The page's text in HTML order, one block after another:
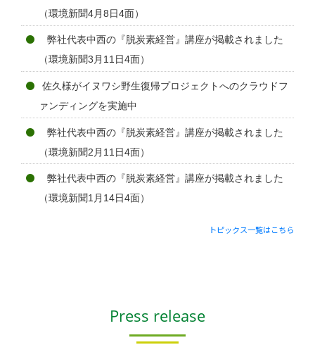
（環境新聞4月8日4面）
弊社代表中西の『脱炭素経営』講座が掲載されました
（環境新聞3月11日4面）
佐久様がイヌワシ野生復帰プロジェクトへのクラウドフ
ァンディングを実施中
弊社代表中西の『脱炭素経営』講座が掲載されました
（環境新聞2月11日4面）
弊社代表中西の『脱炭素経営』講座が掲載されました
（環境新聞1月14日4面）
トピックス一覧はこちら
Press release